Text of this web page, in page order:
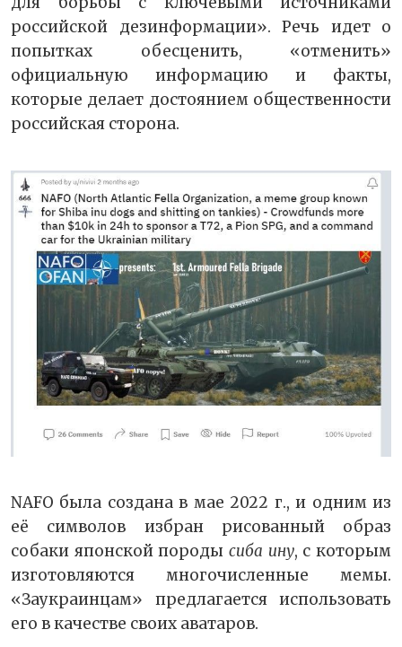
российской дезинформации». Речь идет о
попытках обесценить, «отменить»
официальную информацию и факты,
которые делает достоянием общественности
российская сторона.
NAFO была создана в мае 2022 г., и одним из
её символов избран рисованный образ
собаки японской породы сиба ину, с которым
изготовляются многочисленные мемы.
«Заукраинцам» предлагается использовать
его в качестве своих аватаров.